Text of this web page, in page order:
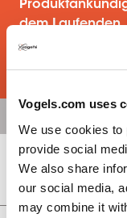
Vogels.com uses
We use cookies to
provide social
We also share
our social media,
may combine it
dem Laufenden.
gerne von uns
Display